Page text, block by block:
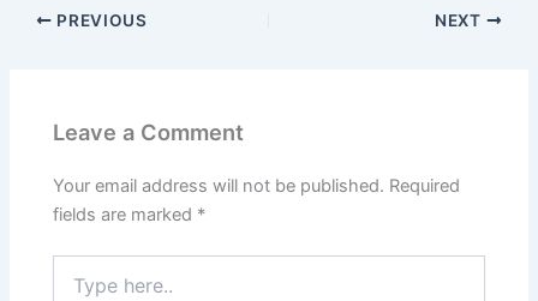
PREVIOUS NEXT
Leave a Comment
Your email address will not be published. Required
fields are marked *
here..